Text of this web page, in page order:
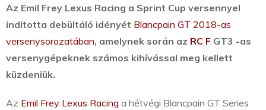
Az Emil Frey Lexus Racing a Sprint Cup versennyel
indította debültáló idényét Blancpain GT 2018-as
versenysorozatában, amelynek során az RC F GT3 -as
versenygépeknek számos kihívással meg kellett
küzdeniük.
Az Emil Frey Lexus Racing a hétvégi Blancpain GT Series